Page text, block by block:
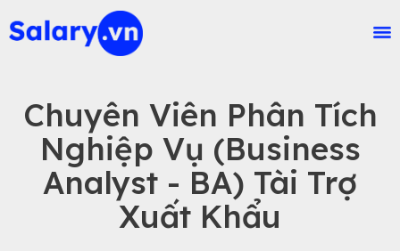
Chuyên Viên Phân Tích
Nghiệp Vụ (Business
Analyst - BA) Tài Trợ
Xuất Khẩu